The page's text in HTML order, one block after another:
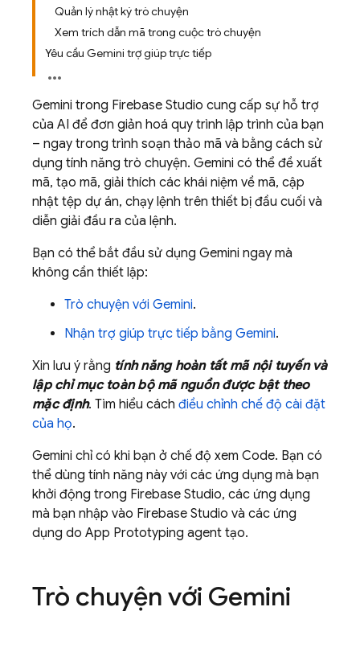
Quản lý nhật ký trò chuyện
Xem trích dẫn mã trong cuộc trò chuyện
Yêu cầu Gemini trợ giúp trực tiếp
Gemini trong Firebase Studio cung cấp sự hỗ trợ
của AI để đơn giản hoá quy trình lập trình của bạn
– ngay trong trình soạn thảo mã và bằng cách sử
dụng tính năng trò chuyện. Gemini có thể đề xuất
mã, tạo mã, giải thích các khái niệm về mã, cập
nhật tệp dự án, chạy lệnh trên thiết bị đầu cuối và
diễn giải đầu ra của lệnh.
Bạn có thể bắt đầu sử dụng Gemini ngay mà
không cần thiết lập:
Trò chuyện với Gemini.
Nhận trợ giúp trực tiếp bằng Gemini.
Xin lưu ý rằng tính năng hoàn tất mã nội tuyến và
lập chỉ mục toàn bộ mã nguồn được bật theo
mặc định. Tìm hiểu cách điều chỉnh chế độ cài đặt
của họ.
Gemini chỉ có khi bạn ở chế độ xem Code. Bạn có
thể dùng tính năng này với các ứng dụng mà bạn
khởi động trong Firebase Studio, các ứng dụng
mà bạn nhập vào Firebase Studio và các ứng
dụng do App Prototyping agent tạo.
Trò chuyện với Gemini